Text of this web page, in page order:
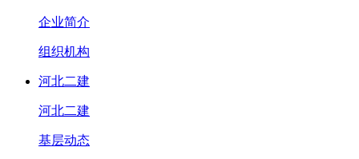
企业简介
组织机构
河北二建
河北二建
基层动态